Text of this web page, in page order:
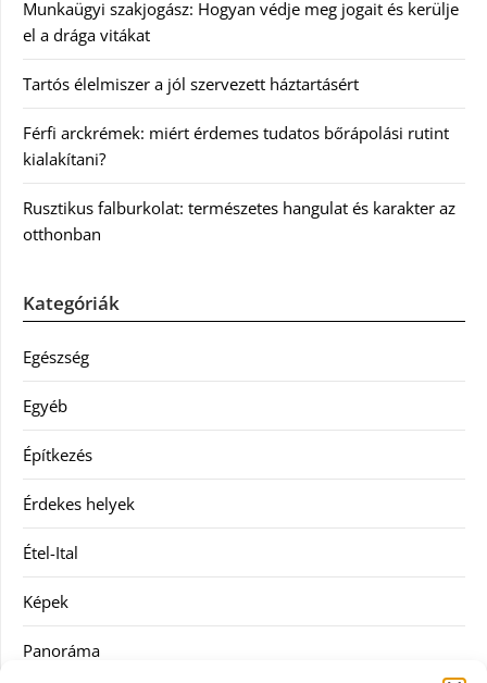
Munkaügyi szakjogász: Hogyan védje meg jogait és kerülje
el a drága vitákat
Tartós élelmiszer a jól szervezett háztartásért
Férfi arckrémek: miért érdemes tudatos bőrápolási rutint
kialakítani?
Rusztikus falburkolat: természetes hangulat és karakter az
otthonban
Kategóriák
Egészség
Egyéb
Építkezés
Érdekes helyek
Étel-Ital
Képek
Panoráma